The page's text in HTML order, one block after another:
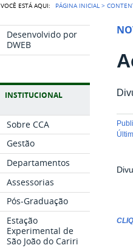
VOCÊ ESTÁ AQUI: PÁGINA INICIAL >
Desenvolvido por
DWEB
INSTITUCIONAL
Sobre CCA
Gestão
Departamentos
Assessorias
Pós-Graduação
Estação
Experimental de
São João do Cariri